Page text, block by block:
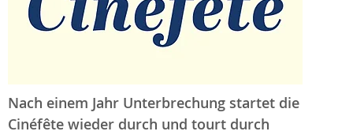
Nach einem Jahr Unterbrechung startet die
Cinéfête wieder durch und tourt durch